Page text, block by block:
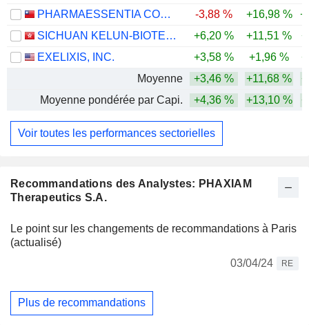
Recommandations des Analystes: PHAXIAM
Therapeutics S.A.
Le point sur les changements de recommandations à Paris
(actualisé)
03/04/24
RE
Plus de recommandations
PHARMAESSENTIA CORPORATION
-3,88 % +16,98 %
SICHUAN KELUN-BIOTECH BIOPHARMACEUTICAL CO., LTD.
+6,20 % +11,51 %
EXELIXIS, INC.
+3,58 % +1,96 %
Moyenne
+3,46 % +11,68 %
Moyenne pondérée par Capi.
+4,36 % +13,10 %
Voir toutes les performances sectorielles